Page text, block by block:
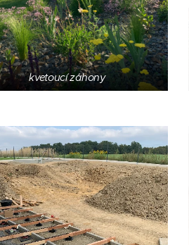
kvetoucí záhony